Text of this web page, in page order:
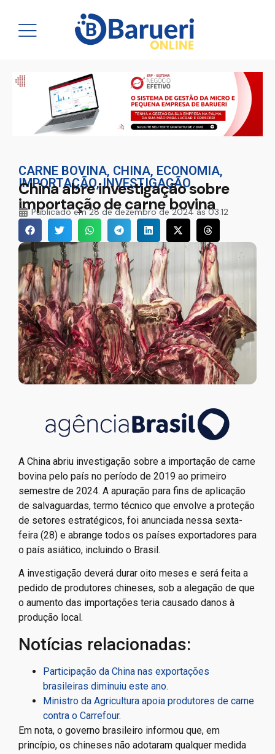
CARNE BOVINA, CHINA, ECONOMIA,
IMPORTAÇÃO,INVESTIGAÇÃO
China abre investigação sobre
importação de carne bovina
Publicado em28 de dezembro de 2024 às 03:12
A China abriu investigação sobre a importação de carne
bovina pelo país no período de 2019 ao primeiro
semestre de 2024. A apuração para fins de aplicação
de salvaguardas, termo técnico que envolve a proteção
de setores estratégicos, foi anunciada nessa sexta-
feira (28) e abrange todos os países exportadores para
o país asiático, incluindo o Brasil.
A investigação deverá durar oito meses e será feita a
pedido de produtores chineses, sob a alegação de que
o aumento das importações teria causado danos à
produção local.
Notícias relacionadas:
Participação da China nas exportações
brasileiras diminuiu este ano.
Ministro da Agricultura apoia produtores de carne
contra o Carrefour.
Em nota, o governo brasileiro informou que, em
princípio, os chineses não adotaram qualquer medida